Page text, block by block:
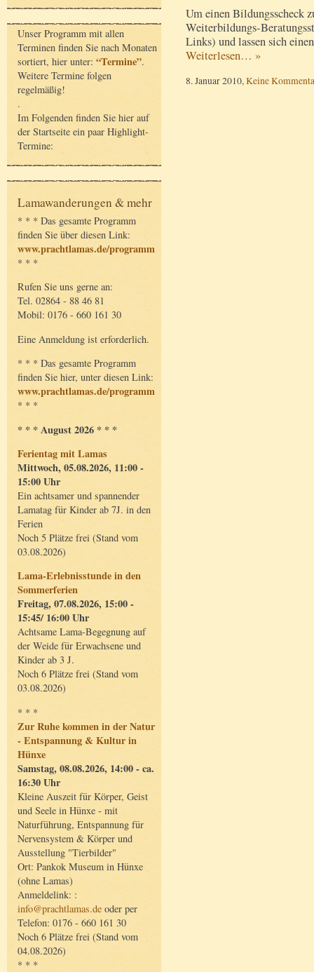
Unser Programm mit allen
Terminen finden Sie nach Monaten
sortiert, hier unter: “Termine”.
Weitere Termine folgen
regelmäßig!
.
Im Folgenden finden Sie hier auf
der Startseite ein paar Highlight-
Termine:
Lamawanderungen & mehr
* * * Das gesamte Programm
finden Sie über diesen Link:
www.prachtlamas.de/programm
* * *
Rufen Sie uns gerne an:
Tel. 02864 - 88 46 81
Mobil: 0176 - 660 161 30
Eine Anmeldung ist erforderlich.
* * * Das gesamte Programm
finden Sie hier, unter diesen Link:
www.prachtlamas.de/programm
* * *
* * * August 2026 * * *
Ferientag mit Lamas
Mittwoch, 05.08.2026, 11:00 -
15:00 Uhr
Ein achtsamer und spannender
Lamatag für Kinder ab 7J. in den
Ferien
Noch 5 Plätze frei (Stand vom
03.08.2026)
Lama-Erlebnisstunde in den
Sommerferien
Freitag, 07.08.2026, 15:00 -
15:45/ 16:00 Uhr
Achtsame Lama-Begegnung auf
der Weide für Erwachsene und
Kinder ab 3 J.
Noch 6 Plätze frei (Stand vom
03.08.2026)
* * *
Zur Ruhe kommen in der Natur
- Entspannung & Kultur in
Hünxe
Samstag, 08.08.2026, 14:00 - ca.
16:30 Uhr
Kleine Auszeit für Körper, Geist
und Seele in Hünxe - mit
Naturführung, Entspannung für
Nervensystem & Körper und
Ausstellung "Tierbilder"
Ort: Pankok Museum in Hünxe
(ohne Lamas)
Anmeldelink: :
info@prachtlamas.de oder per
Telefon: 0176 - 660 161 30
Noch 6 Plätze frei (Stand vom
04.08.2026)
* * *
Um einen Bildungsscheck
Weiterbildungs-
Links) und lassen sich
Weiterlesen… »
8. Januar 2010, Keine